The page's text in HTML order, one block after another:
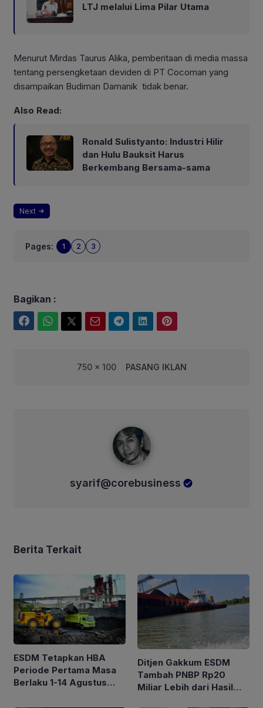
LTJ melalui Lima Pilar Utama
Menurut Mirdas Taurus Alika, pemberitaan di media massa
tentang persengketaan deviden di PT Cocoman yang
disampaikan Budiman Damanik tidak benar.
Also Read:
Ronald Sulistyanto: Industri Hilir
dan Hulu Bauksit Harus
Berkembang Bersama-sama
Next
Pages: 1 2 3
Bagikan :
750 x 100 PASANG IKLAN
syarif@corebusiness
Berita Terkait
ESDM Tetapkan HBA
Periode Pertama Masa
Berlaku 1-14 Agustus
Ditjen Gakkum ESDM
Tambah PNBP Rp20
Miliar Lebih dari Hasil